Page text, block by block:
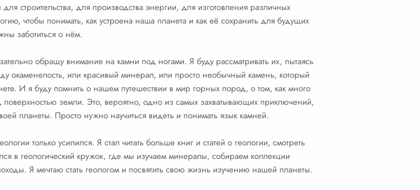
строительства, для производства энергии, для изготовления различных
чтобы понимать, как устроена наша планета и как её сохранить для будущих
заботиться о нём.
обращу внимание на камни под ногами. Я буду рассматривать их, пытаясь
окаменелость, или красивый минерал, или просто необычный камень, который
И я буду помнить о нашем путешествии в мир горных пород, о том, как много
поверхностью земли. Это, вероятно, одно из самых захватывающих приключений,
планеты. Просто нужно научиться видеть и понимать язык камней.
только усилился. Я стал читать больше книг и статей о геологии, смотреть
в геологический кружок, где мы изучаем минералы, собираем коллекции
Я мечтаю стать геологом и посвятить свою жизнь изучению нашей планеты.